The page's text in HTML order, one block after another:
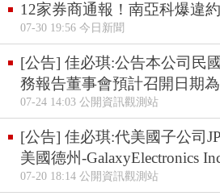
12家券商通報！南亞科爆違
07-30 19:56 今日新聞
[公告] 佳必琪:公告本公司民
務報告董事會預計召開日期
07-24 14:03 公開資訊觀測站
[公告] 佳必琪:代美國子公司
美國德州-GalaxyElectronics
07-20 18:14 公開資訊觀測站